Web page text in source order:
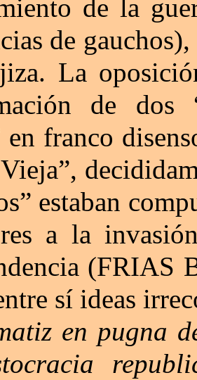
de la
de
La
de
en franco
estaban
a la
(FRIAS
sí ideas
en pugna